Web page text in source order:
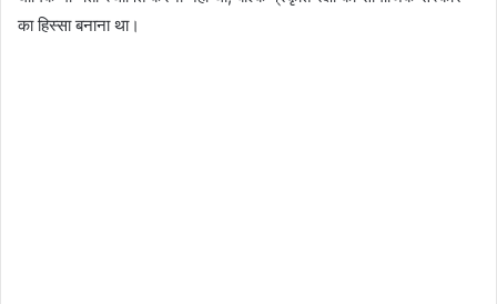
का हिस्सा बनाना था।